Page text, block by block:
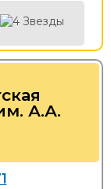
А.А.